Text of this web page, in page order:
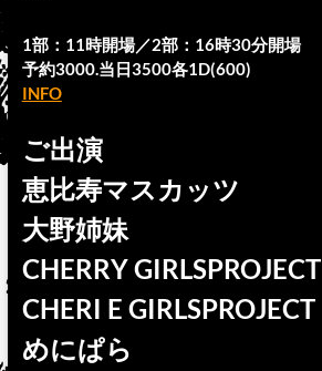
1部：11時開場／2部：16時30分開場
予約3000.当日3500各1D(600)
INFO
ご出演
恵比寿マスカッツ
大野姉妹
CHERRY GIRLSPROJECT
CHERI E GIRLSPROJECT
めにぱら